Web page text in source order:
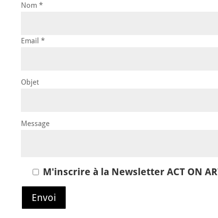
Nom *
Email *
Objet
Message
M'inscrire à la Newsletter ACT ON